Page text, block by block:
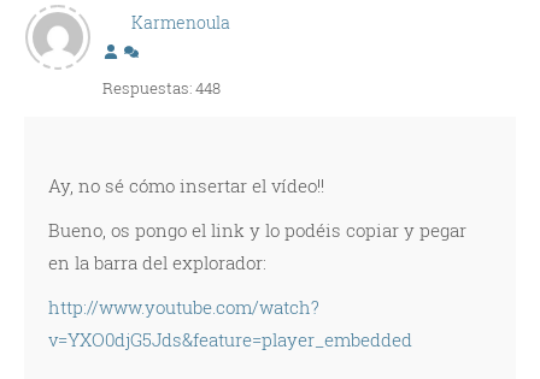
Karmenoula
Respuestas: 448
Ay, no sé cómo insertar el vídeo!!
Bueno, os pongo el link y lo podéis copiar y pegar
en la barra del explorador:
http://www.youtube.com/watch?
v=YXO0djG5Jds&feature=player_embedded